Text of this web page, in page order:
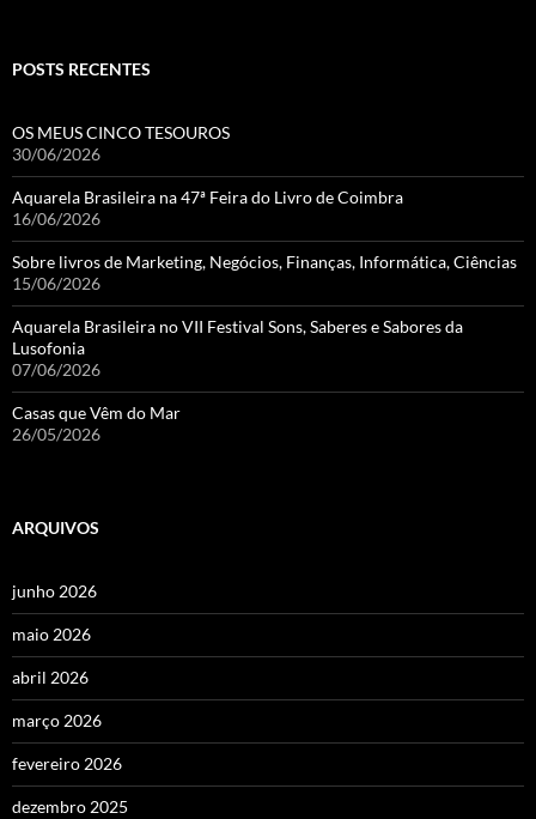
POSTS RECENTES
OS MEUS CINCO TESOUROS
30/06/2026
Aquarela Brasileira na 47ª Feira do Livro de Coimbra
16/06/2026
Sobre livros de Marketing, Negócios, Finanças, Informática, Ciências
15/06/2026
Aquarela Brasileira no VII Festival Sons, Saberes e Sabores da
Lusofonia
07/06/2026
Casas que Vêm do Mar
26/05/2026
ARQUIVOS
junho 2026
maio 2026
abril 2026
março 2026
fevereiro 2026
dezembro 2025